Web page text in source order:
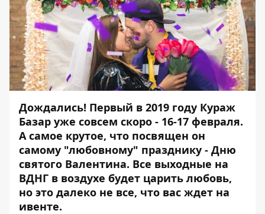
Дождались! Первый в 2019 году Кураж
Базар уже совсем скоро - 16-17 февраля.
А самое крутое, что посвящен он
самому "любовному" празднику - Дню
святого Валентина. Все выходные на
ВДНГ в воздухе будет царить любовь,
но это далеко не все, что вас ждет на
ивенте.